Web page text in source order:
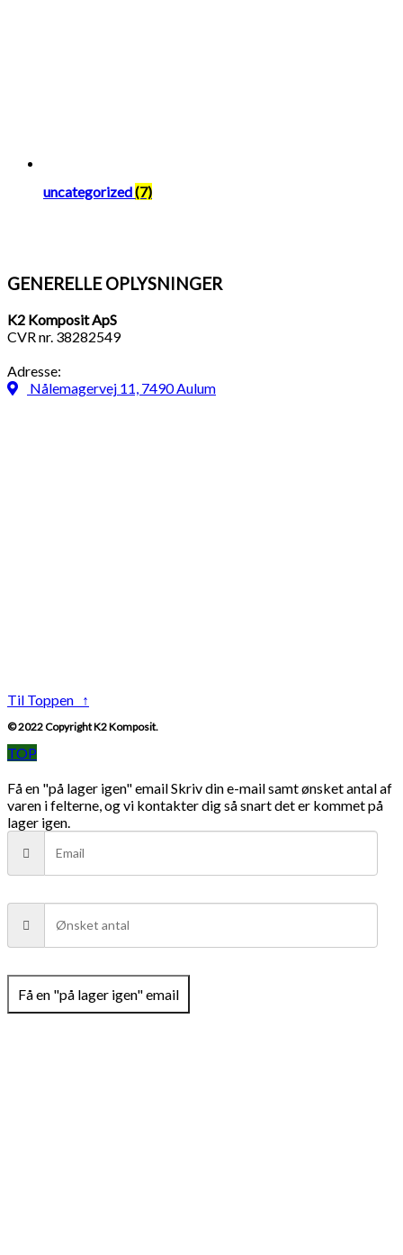
uncategorized(7)
GENERELLE OPLYSNINGER
K2 Komposit ApS
CVR nr. 38282549
Adresse:
Nålemagervej 11, 7490 Aulum
Til Toppen ↑
© 2022 Copyright K2 Komposit.
TOP
Få en "på lager igen" emailSkriv din e-mail samt ønsket antal af
varen i felterne, og vi kontakter dig så snart det er kommet på
lager igen.
Få en "på lager igen" email